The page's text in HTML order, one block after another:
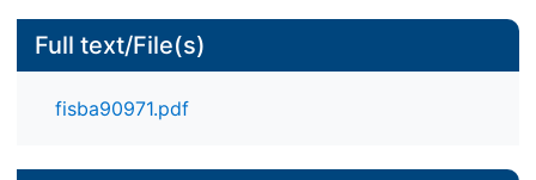
Full text/File(s)
fisba90971.pdf